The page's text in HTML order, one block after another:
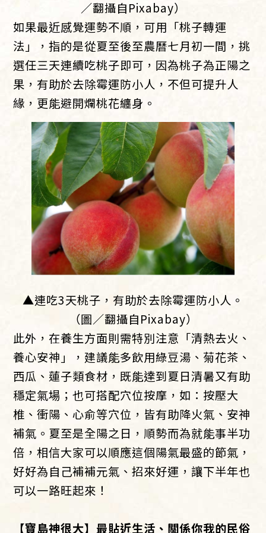
／翻攝自Pixabay）
如果最近感覺運勢不順，可用「桃子轉運
法」，指的是從夏至後至農曆七月初一間，挑
選任三天連續吃桃子即可，因為桃子為正陽之
果，有助於去除霉運防小人，不但可提升人
緣，更能避開爛桃花纏身。
▲連吃3天桃子，有助於去除霉運防小人。
（圖／翻攝自Pixabay）
此外，在養生方面則需特別注意「清熱去火、
養心安神」，建議能多飲用綠豆湯、菊花茶、
西瓜、蓮子類食材，既能達到夏日清暑又有助
穩定氣場；也可搭配穴位按摩，如：按壓大
椎、衝陽、心俞等穴位，皆有助降火氣、安神
補氣。夏至是全陽之日，順勢而為就能事半功
倍，相信大家可以順應這個陽氣最盛的節氣，
好好為自己補補元氣、招來好運，讓下半年也
可以一路旺起來！
【寶島神很大】最貼近生活、關係你我的民俗